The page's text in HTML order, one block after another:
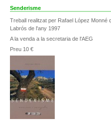
Senderisme
Treball realitzat per Rafael López
Labrós de l'any 1997
A la venda a la secretaria de l'AEG
Preu 10 €